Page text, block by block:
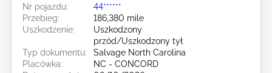
Nr pojazdu:
44******
Przebieg:
186,380 mile
Uszkodzenie:
Uszkodzony
przód/Uszkodzony tył
Typ dokumentu:
Salvage North Carolina
Placówka:
NC - CONCORD